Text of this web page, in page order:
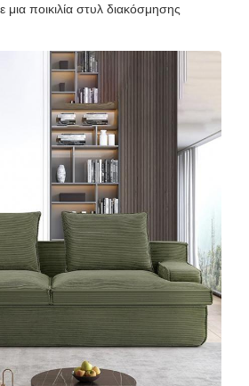
μια ποικιλία στυλ διακόσμησης